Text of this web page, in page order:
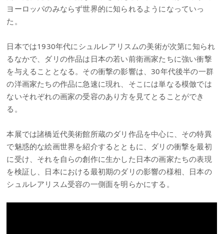
ヨーロッパのみならず世界的に知られるようになっていっ
た。
日本では1930年代にシュルレアリスムの美術が次第に知られ
るなかで、ダリの作品は日本の若い前衛画家たちに強い衝撃
を与えることとなる。その衝撃の影響は、30年代後半の一群
の洋画家たちの作品に急速に現れ、そこには単なる模倣では
ないそれぞれの画家の受容のあり方を見てとることができ
る。
本展では諸橋近代美術館所蔵のダリ作品を中心に、その特異
で魅惑的な絵画世界を紹介するとともに、ダリの衝撃を最初
に受け、それを自らの創作に生かした日本の画家たちの表現
を検証し、日本における最初期のダリの影響の様相、日本の
シュルレアリスム受容の一側面を明らかにする。